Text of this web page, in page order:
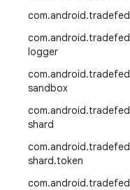
com.android.tradefed
com.android.tradefed
logger
com.android.tradefed
sandbox
com.android.tradefed
shard
com.android.tradefed
shard.token
com.android.tradefed